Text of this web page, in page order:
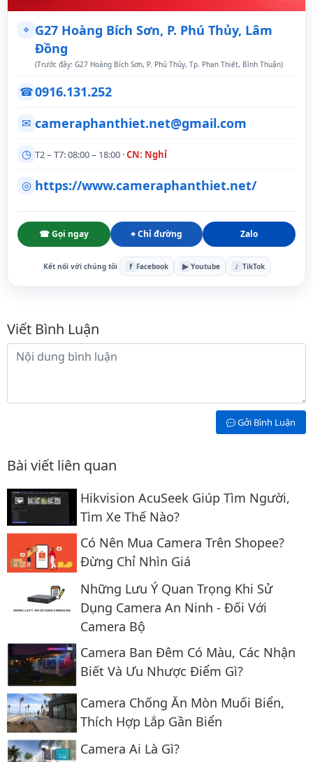
⌖ G27 Hoàng Bích Sơn, P. Phú Thủy, Lâm
Đồng
(Trước đây: G27 Hoàng Bích Sơn, P. Phú Thủy, Tp. Phan Thiết, Bình Thuận)
☎0916.131.252
✉ cameraphanthiet.net@gmail.com
◷ T2 – T7: 08:00 – 18:00 ·CN: Nghỉ
◎ https://www.cameraphanthiet.net/
☎ Gọi ngay ⌖ Chỉ đường Zalo
Kết nối với chúng tôi f Facebook ▶ Youtube ♪ TikTok
Bình luận
Viết Bình Luận
Nội dung bình luận
Gởi Bình Luận
Bài viết liên quan
Hikvision AcuSeek Giúp Tìm Người,
Tìm Xe Thế Nào?
Có Nên Mua Camera Trên Shopee?
Đừng Chỉ Nhìn Giá
Những Lưu Ý Quan Trọng Khi Sử
Dụng Camera An Ninh - Đối Với
Camera Bộ
Camera Ban Đêm Có Màu, Các Nhận
Biết Và Ưu Nhược Điểm Gì?
Camera Chống Ăn Mòn Muối Biển,
Thích Hợp Lắp Gần Biển
Camera Ai Là Gì?